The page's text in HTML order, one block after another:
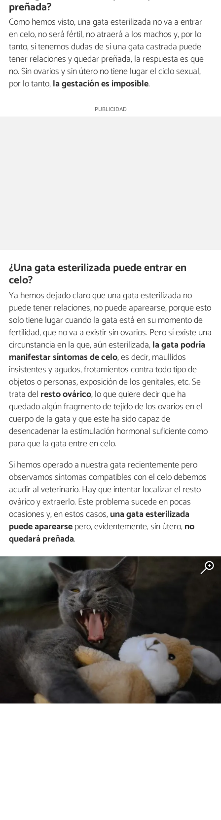
preñada?
Como hemos visto, una gata esterilizada no va a entrar
en celo, no será fértil, no atraerá a los machos y, por lo
tanto, si tenemos dudas de si una gata castrada puede
tener relaciones y quedar preñada, la respuesta es que
no. Sin ovarios y sin útero no tiene lugar el ciclo sexual,
por lo tanto,la gestación es imposible.
¿Una gata esterilizada puede entrar en
celo?
Ya hemos dejado claro que una gata esterilizada no
puede tener relaciones, no puede aparearse, porque esto
solo tiene lugar cuando la gata está en su momento de
fertilidad, que no va a existir sin ovarios. Pero sí existe una
circunstancia en la que, aún esterilizada,la gata podría
manifestar síntomas de celo, es decir, maullidos
insistentes y agudos, frotamientos contra todo tipo de
objetos o personas, exposición de los genitales, etc. Se
trata del resto ovárico, lo que quiere decir que ha
quedado algún fragmento de tejido de los ovarios en el
cuerpo de la gata y que este ha sido capaz de
desencadenar la estimulación hormonal suficiente como
para que la gata entre en celo.
Si hemos operado a nuestra gata recientemente pero
observamos síntomas compatibles con el celo debemos
acudir al veterinario. Hay que intentar localizar el resto
ovárico y extraerlo. Este problema sucede en pocas
ocasiones y, en estos casos,una gata esterilizada
puede aparearsepero, evidentemente, sin útero,no
quedará preñada.